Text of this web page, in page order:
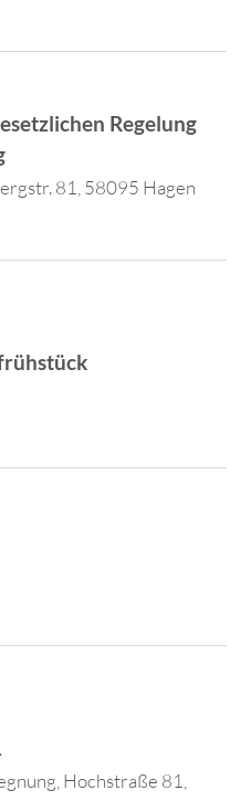
Regelung
81, 58095 Hagen
Hochstraße 81,